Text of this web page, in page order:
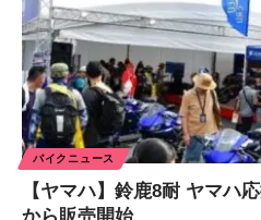
バイクニュース
【ヤマハ】鈴鹿8耐 ヤマハ
から販売開始